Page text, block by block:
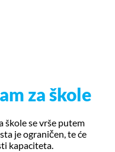
za škole
škole se vrše putem
je ograničen, te će
kapaciteta.